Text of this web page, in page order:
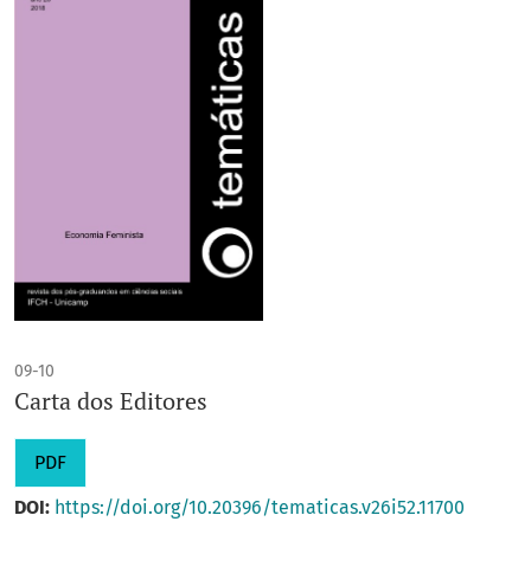
09-10
Carta dos Editores
PDF
DOI: https://doi.org/10.20396/tematicas.v26i52.11700